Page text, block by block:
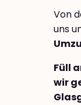
Von
uns
Füll
wir